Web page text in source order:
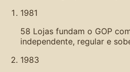
1981
58 Lojas fundam o GOP
independente, regular e
1983